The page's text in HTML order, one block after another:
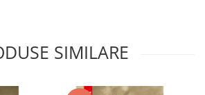
SIMILARE